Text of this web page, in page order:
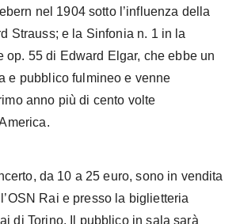
nel 1904 sotto l’influenza della
Strauss; e la Sinfonia n. 1 in la
op. 55 di Edward Elgar, che ebbe un
e pubblico fulmineo e venne
anno più di cento volte
da 10 a 25 euro, sono in vendita
Rai e presso la biglietteria
di Torino. Il pubblico in sala sarà